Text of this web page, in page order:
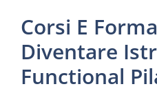
Corsi E
Diventare
Functional